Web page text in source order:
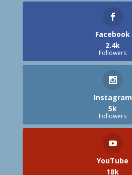
Facebook
2.4k
Followers
Instagram
5k
Followers
YouTube
18k